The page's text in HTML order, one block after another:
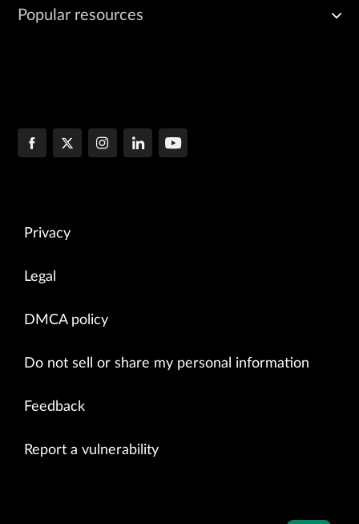
Popular resources
Privacy
Legal
DMCA policy
Do not sell or share my personal information
Feedback
Report a vulnerability